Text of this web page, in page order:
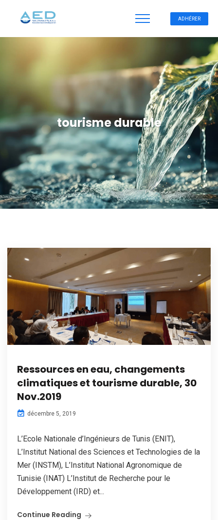
ADHÉRER
tourisme durable
Ressources en eau, changements
climatiques et tourisme durable, 30
Nov.2019
décembre 5, 2019
L’Ecole Nationale d’Ingénieurs de Tunis (ENIT),
L’Institut National des Sciences et Technologies de la
Mer (INSTM), L’Institut National Agronomique de
Tunisie (INAT) L’Institut de Recherche pour le
Développement (IRD) et...
Continue Reading